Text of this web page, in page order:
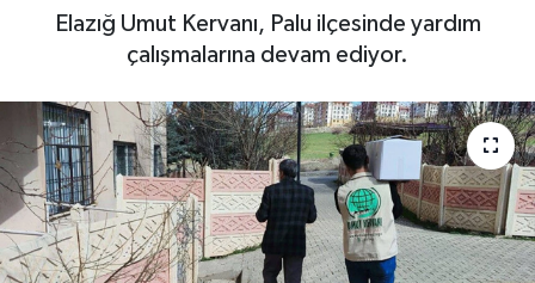
Elazığ Umut Kervanı, Palu ilçesinde yardım
çalışmalarına devam ediyor.
EKONOMİ
GENEL
GÜNDEM
HABERDE İNSAN
Haber Arşivi